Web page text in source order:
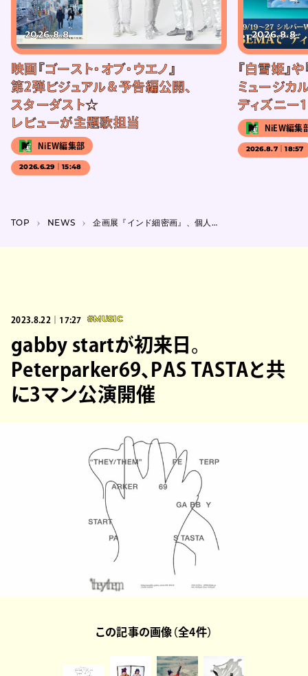
2026.8.8
映画『ゴースト・オブ・ウエノ』
第2弾ビジュアル＆予告編公開、
スターダスト☆
レビューが主題歌担当
NiEW編集部
2026.6.29｜15:48
2026.8.8
『白雪姫』
ミュージカル
ディズニー
NiEW編集
2026.8.7｜18:57
TOP NEWS 企画展『インド細密画』、個人コレクションから約120点展示
2023.8.22｜17:27 #MUSIC
gabby startが初来日。
Peterparker69、PAS TASTAと共
に3マン公演開催
この記事の画像（全4件）